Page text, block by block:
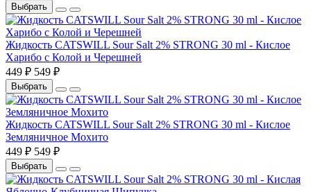
Выбрать
Жидкость CATSWILL Sour Salt 2% STRONG 30 ml - Кислое
Харибо с Колой и Черешней
449 ₽ 549 ₽
Выбрать
Жидкость CATSWILL Sour Salt 2% STRONG 30 ml - Кислое
Земляничное Мохито
449 ₽ 549 ₽
Выбрать